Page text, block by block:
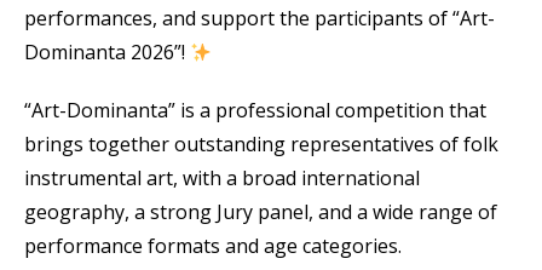
performances, and support the participants of “Art-
Dominanta 2026”!
“Art-Dominanta” is a professional competition that
brings together outstanding representatives of folk
instrumental art, with a broad international
geography, a strong Jury panel, and a wide range of
performance formats and age categories.